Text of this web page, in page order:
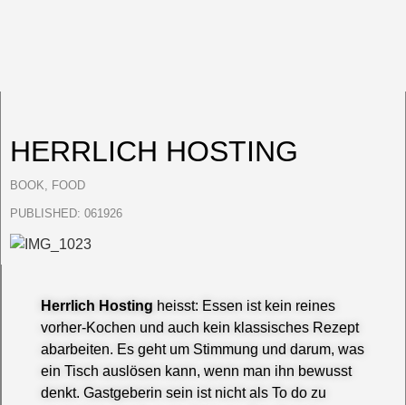
HERRLICH HOSTING
BOOK, FOOD
PUBLISHED: 061926
Herrlich Hosting heisst: Essen ist kein reines
vorher-Kochen und auch kein klassisches Rezept
abarbeiten. Es geht um Stimmung und darum, was
ein Tisch auslösen kann, wenn man ihn bewusst
denkt. Gastgeberin sein ist nicht als To do zu